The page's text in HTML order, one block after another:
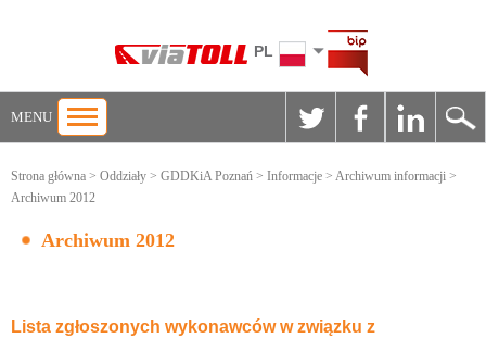
PL
MENU
Strona główna > Oddziały > GDDKiA Poznań > Informacje > Archiwum informacji >
Archiwum 2012
Archiwum 2012
Lista zgłoszonych wykonawców w związku z